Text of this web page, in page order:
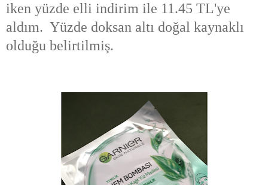
iken yüzde elli indirim ile 11.45 TL'ye
aldım. Yüzde doksan altı doğal kaynaklı
olduğu belirtilmiş.